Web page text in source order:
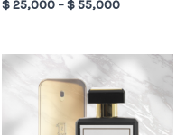
$25,000 –$55,000
Price
$ 25,000
through
$ 55,000